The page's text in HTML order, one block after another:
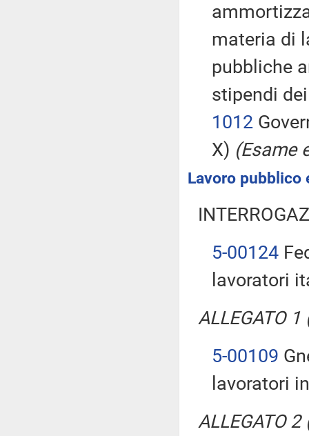
materia di
pubbliche
stipendi
1012
X) (Esame
Lavoro pubblico
5-00124
lavoratori
ALLEGATO
5-00109
lavoratori
ALLEGATO